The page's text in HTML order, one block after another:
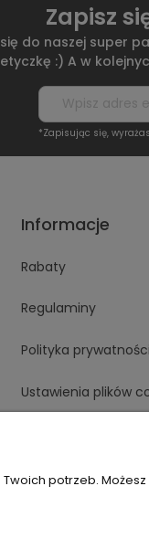
Zapisz
do naszej super
:) A w
*Zapisując się,
Informacje
Rabaty
Regulaminy
Polityka prywatności
Ustawienia plików
potrzeb.